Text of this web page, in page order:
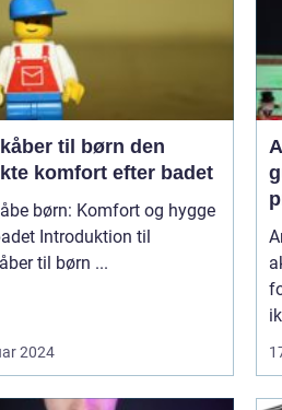
til børn den
komfort efter badet
børn: Komfort og hygge
til
badekåber til børn ...
2024